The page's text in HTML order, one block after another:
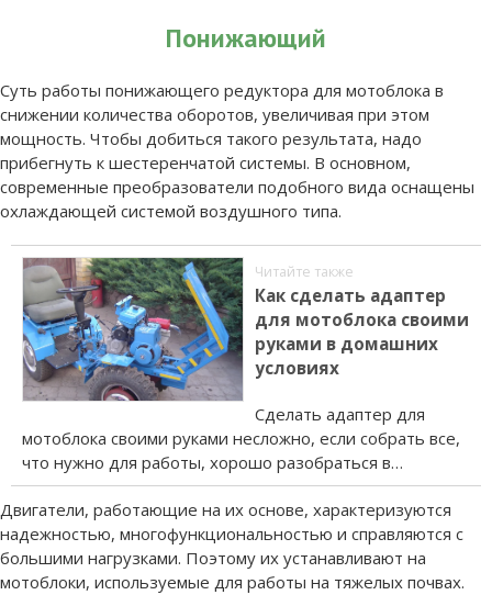
Понижающий
Суть работы понижающего редуктора для мотоблока в
снижении количества оборотов, увеличивая при этом
мощность. Чтобы добиться такого результата, надо
прибегнуть к шестеренчатой системы. В основном,
современные преобразователи подобного вида оснащены
охлаждающей системой воздушного типа.
Читайте также
Как сделать адаптер
для мотоблока своими
руками в домашних
условиях
Сделать адаптер для
мотоблока своими руками несложно, если собрать все,
что нужно для работы, хорошо разобраться в…
Двигатели, работающие на их основе, характеризуются
надежностью, многофункциональностью и справляются с
большими нагрузками. Поэтому их устанавливают на
мотоблоки, используемые для работы на тяжелых почвах.